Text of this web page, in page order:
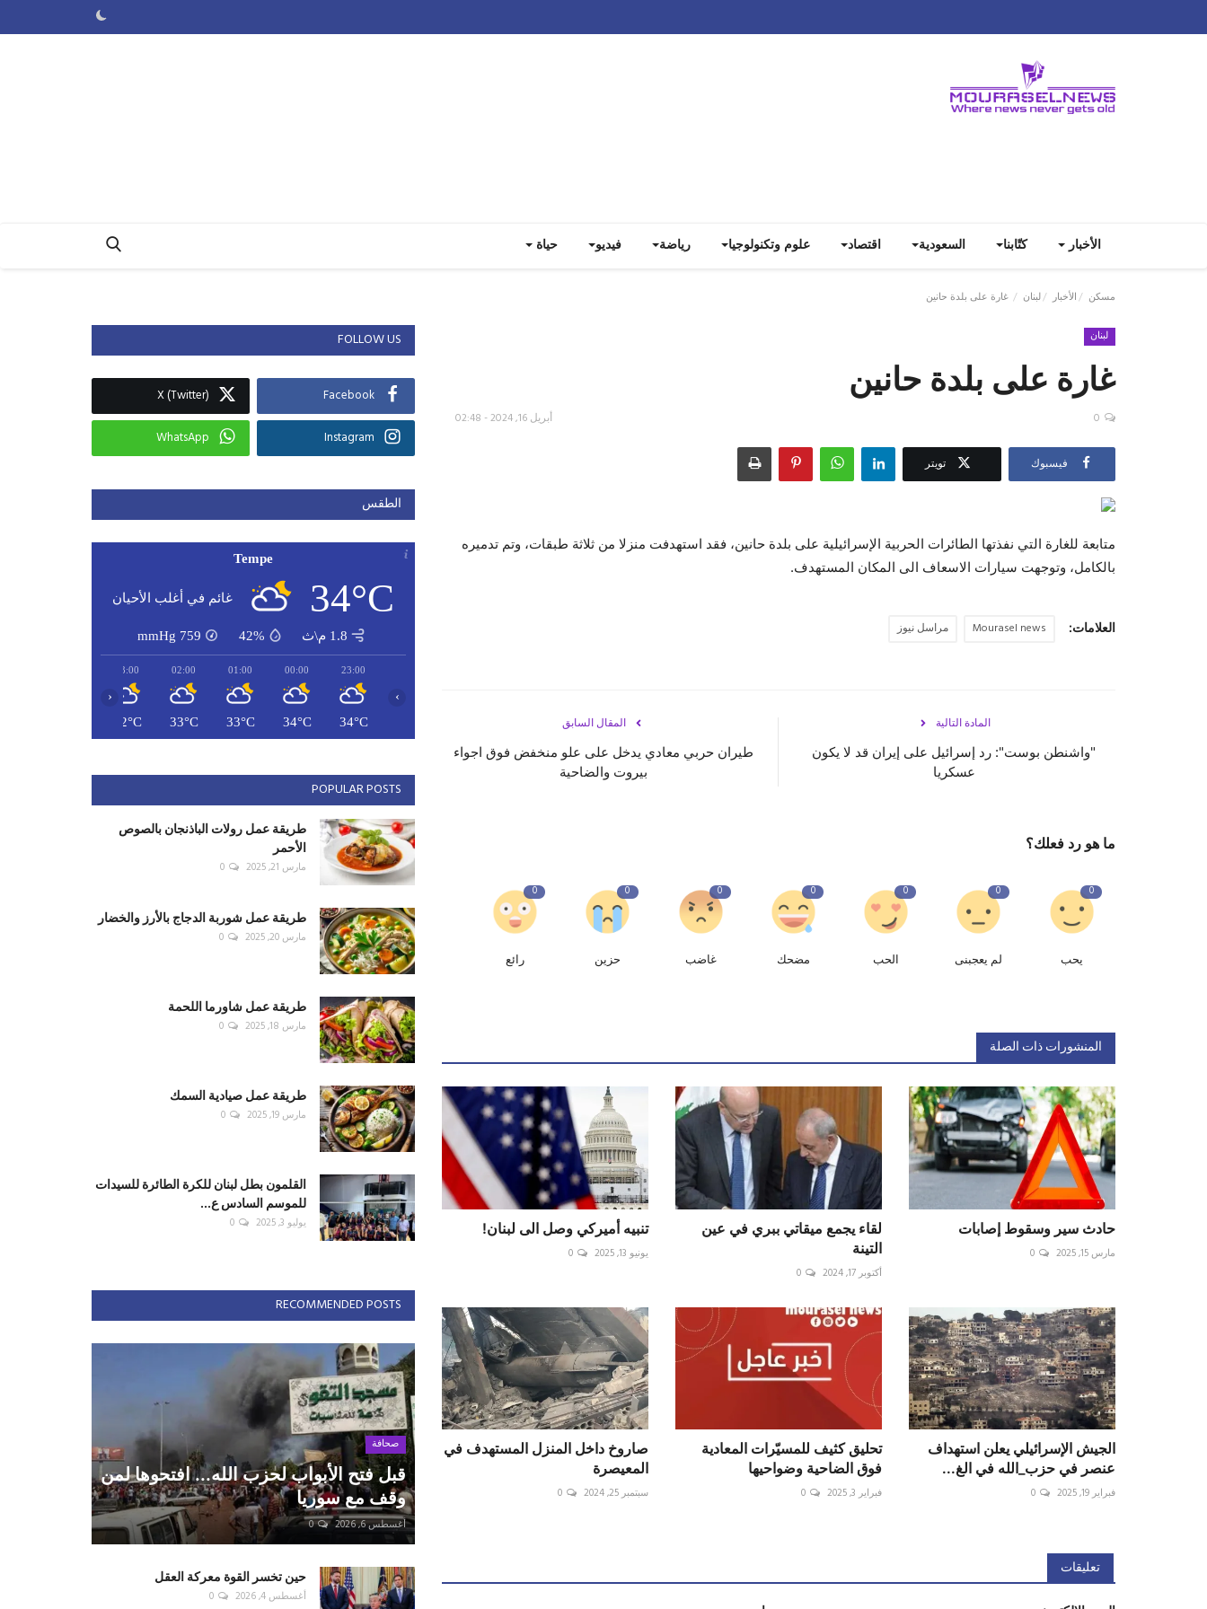
الأخبار كتّابنا السعودية اقتصاد علوم وتكنولوجيا رياضة فيديو حياة
مسكن الأخبار لبنان غارة على بلدة حانين
لبنان
غارة على بلدة حانين
أبريل 16, 2024 - 02:48 0
فيسبوك تويتر
متابعة للغارة التي نفذتها الطائرات الحربية الإسرائيلية على بلدة حانين، فقد استهدفت منزلا من ثلاثة طبقات، وتم تدميره
بالكامل، وتوجهت سيارات الاسعاف الى المكان المستهدف.
العلامات: Mourasel news مراسل نيوز
المقال السابق
طيران حربي معادي يدخل على علو منخفض فوق اجواء
بيروت والضاحية
المادة التالية
"واشنطن بوست": رد إسرائيل على إيران قد لا يكون
عسكريا
ما هو رد فعلك؟
0
يحب
0
لم يعجبنى
0
الحب
0
مضحك
0
غاضب
0
حزين
0
رائع
المنشورات ذات الصلة
حادث سير وسقوط إصابات
مارس 15, 2025 0
لقاء يجمع ميقاتي ببري في عين
التينة
أكتوبر 17, 2024 0
تنبيه أميركي وصل الى لبنان!
يونيو 13, 2025 0
‏الجيش الإسرائيلي يعلن استهداف
عنصر في ‎حزب_الله في الغ...
فبراير 19, 2025 0
‏تحليق كثيف للمسيّرات المعادية
فوق الضاحية وضواحيها
فبراير 3, 2025 0
‏صاروخ داخل المنزل المستهدف في
سبتمبر 25, 2024 0
تعليقات
FOLLOW US
Facebook
X (Twitter)
Instagram
WhatsApp
الطقس
Tempe
34°C غائم في أغلب الأحيان
1.8 م\ث 42%
759
mmHg
23:00
34°C
00:00
34°C
01:00
33°C
02:00
33°C
03:00
32°C
‹ ›
POPULAR POSTS
طريقة عمل رولات الباذنجان بالصوص
الأحمر
مارس 21, 2025 0
طريقة عمل شوربة الدجاج بالأرز والخضار
مارس 20, 2025 0
طريقة عمل شاورما اللحمة
مارس 18, 2025 0
طريقة عمل صيادية السمك
مارس 19, 2025 0
القلمون بطل لبنان للكرة الطائرة للسيدات
للموسم السادس ع...
يوليو 3, 2025 0
RECOMMENDED POSTS
صحافة
قبل فتح الأبواب لحزب الله... افتحوها لمن
وقف مع سوريا
أغسطس 6, 2026 0
حين تخسر القوة معركة العقل
أغسطس 4, 2026 0